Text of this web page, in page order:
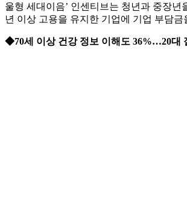
울형 세대이음’ 인센티브는 청년과 중장년
년 이상 고용을 유지한 기업에 기업 부담금
◆70세 이상 건강 정보 이해도 36%…20대